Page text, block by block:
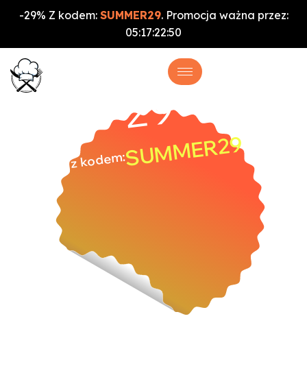
-29% Z kodem: SUMMER29. Promocja ważna przez:
05:17:22:49
-29%
z kodem:SUMMER29